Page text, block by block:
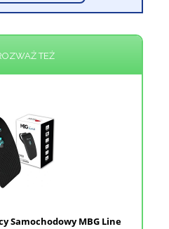
TEŻ
Samochodowy MBG Line